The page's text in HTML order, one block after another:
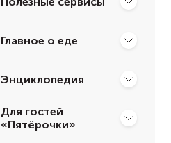
Главное о еде
Энциклопедия
Для гостей
«Пятёрочки»